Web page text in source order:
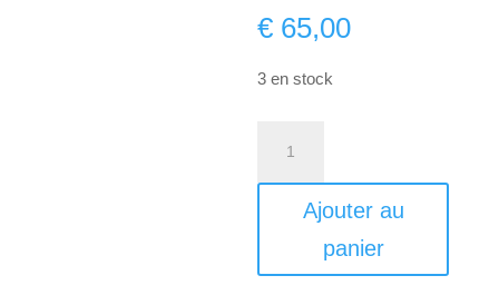
€ 65,00
3 en stock
Ajouter au
panier